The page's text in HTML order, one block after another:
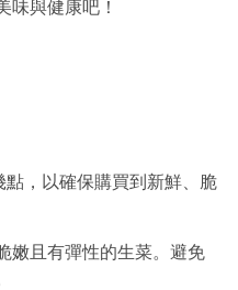
味與健康吧！
，以確保購買到新鮮、脆
嫩且有彈性的生菜。避免